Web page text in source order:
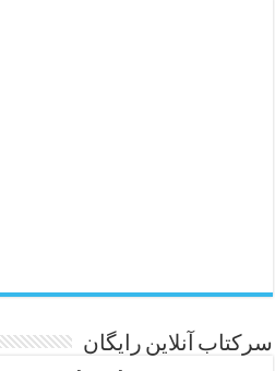
سرکتاب آنلاین رایگان